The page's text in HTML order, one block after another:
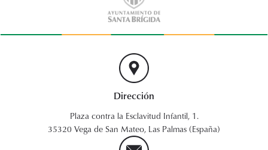
Dirección
Plaza contra la Esclavitud Infantil, 1.
35320 Vega de San Mateo, Las Palmas (España)